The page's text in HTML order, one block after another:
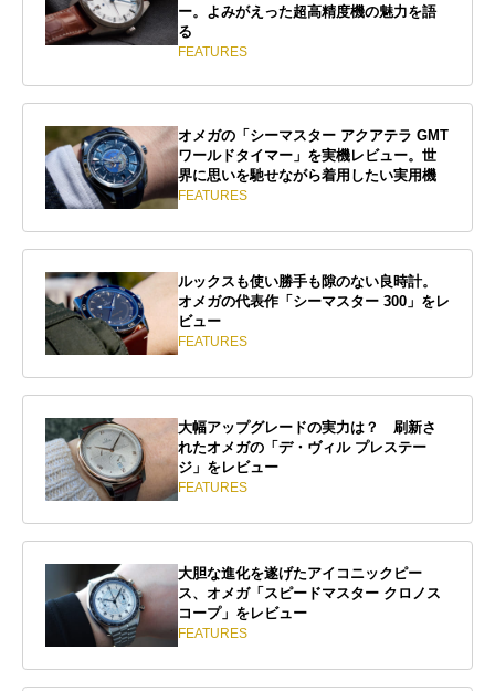
ー。よみがえった超高精度機の魅力を語
る
FEATURES
オメガの「シーマスター アクアテラ GMT
ワールドタイマー」を実機レビュー。世
界に思いを馳せながら着用したい実用機
FEATURES
ルックスも使い勝手も隙のない良時計。
オメガの代表作「シーマスター 300」をレ
ビュー
FEATURES
大幅アップグレードの実力は？ 刷新さ
れたオメガの「デ・ヴィル プレステー
ジ」をレビュー
FEATURES
大胆な進化を遂げたアイコニックピー
ス、オメガ「スピードマスター クロノス
コープ」をレビュー
FEATURES